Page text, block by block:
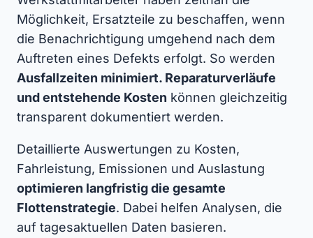
Möglichkeit, Ersatzteile zu beschaffen, wenn
die Benachrichtigung umgehend nach dem
Auftreten eines Defekts erfolgt. So werden
Ausfallzeiten minimiert. Reparaturverläufe
und entstehende Kosten können gleichzeitig
transparent dokumentiert werden.
Detaillierte Auswertungen zu Kosten,
Fahrleistung, Emissionen und Auslastung
optimieren langfristig die gesamte
Flottenstrategie. Dabei helfen Analysen, die
auf tagesaktuellen Daten basieren.